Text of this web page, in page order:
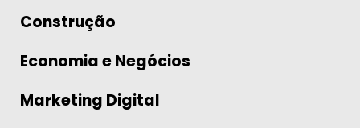
Construção
Economia e Negócios
Marketing Digital